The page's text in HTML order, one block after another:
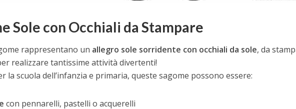
Sole con Occhiali da Stampare
rappresentano un allegro sole sorridente con occhiali da sole, da
realizzare tantissime attività divertenti!
la scuola dell’infanzia e primaria, queste sagome possono essere:
con pennarelli, pastelli o acquerelli